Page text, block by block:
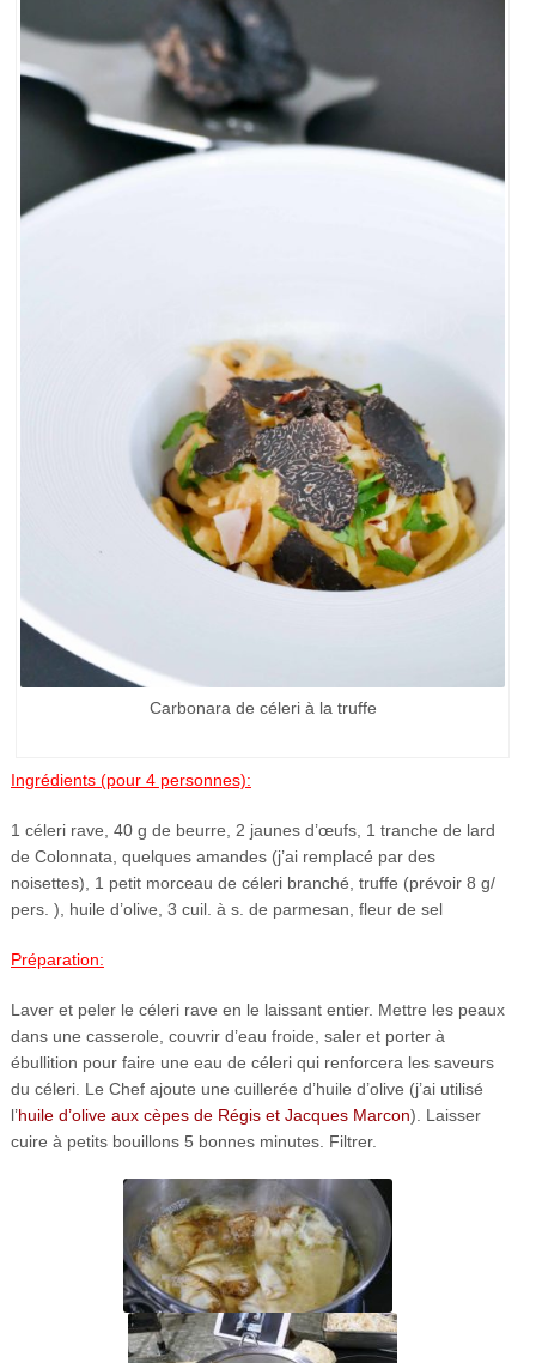
Carbonara de céleri à la truffe
Ingrédients (pour 4 personnes):
1 céleri rave, 40 g de beurre, 2 jaunes d’œufs, 1 tranche de lard
de Colonnata, quelques amandes (j’ai remplacé par des
noisettes), 1 petit morceau de céleri branché, truffe (prévoir 8 g/
pers. ), huile d’olive, 3 cuil. à s. de parmesan, fleur de sel
Préparation:
Laver et peler le céleri rave en le laissant entier. Mettre les peaux
dans une casserole, couvrir d’eau froide, saler et porter à
ébullition pour faire une eau de céleri qui renforcera les saveurs
du céleri. Le Chef ajoute une cuillerée d’huile d’olive (j’ai utilisé
l’huile d’olive aux cèpes de Régis et Jacques Marcon). Laisser
cuire à petits bouillons 5 bonnes minutes. Filtrer.